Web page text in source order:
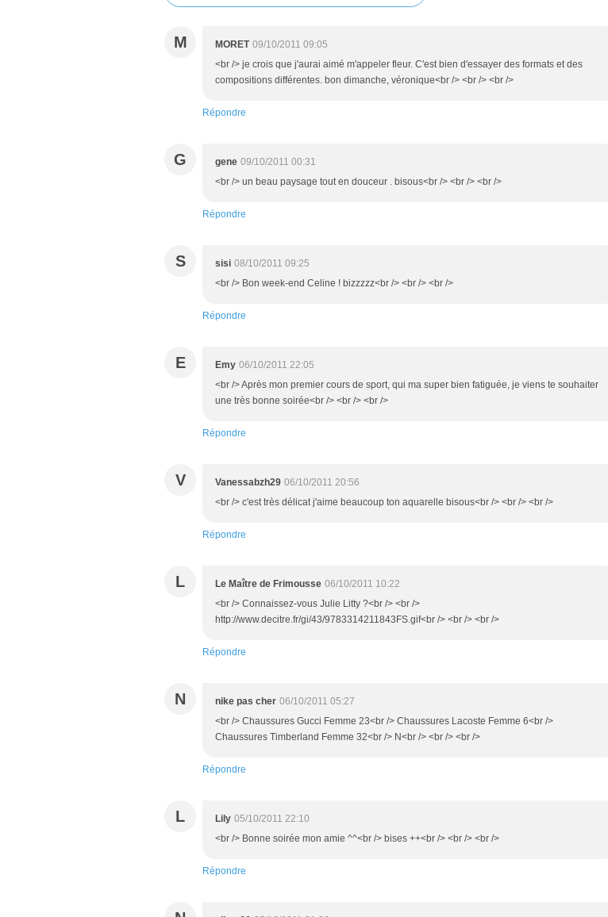
M MORET 09/10/2011 09:05
<br /> je crois que j'aurai aimé m'appeler fleur. C'est bien d'essayer des formats et des
compositions différentes. bon dimanche, véronique<br /> <br /> <br />
Répondre
G gene 09/10/2011 00:31
<br /> un beau paysage tout en douceur . bisous<br /> <br /> <br />
Répondre
S sisi 08/10/2011 09:25
<br /> Bon week-end Celine ! bizzzzz<br /> <br /> <br />
Répondre
E Emy 06/10/2011 22:05
<br /> Après mon premier cours de sport, qui ma super bien fatiguée, je viens te souhaiter
une très bonne soirée<br /> <br /> <br />
Répondre
V Vanessabzh29 06/10/2011 20:56
<br /> c'est très délicat j'aime beaucoup ton aquarelle bisous<br /> <br /> <br />
Répondre
L Le Maître de Frimousse 06/10/2011 10:22
<br /> Connaissez-vous Julie Litty ?<br /> <br />
http://www.decitre.fr/gi/43/9783314211843FS.gif<br /> <br /> <br />
Répondre
N nike pas cher 06/10/2011 05:27
<br /> Chaussures Gucci Femme 23<br /> Chaussures Lacoste Femme 6<br />
Chaussures Timberland Femme 32<br /> N<br /> <br /> <br />
Répondre
L Lily 05/10/2011 22:10
<br /> Bonne soirée mon amie ^^<br /> bises ++<br /> <br /> <br />
Répondre